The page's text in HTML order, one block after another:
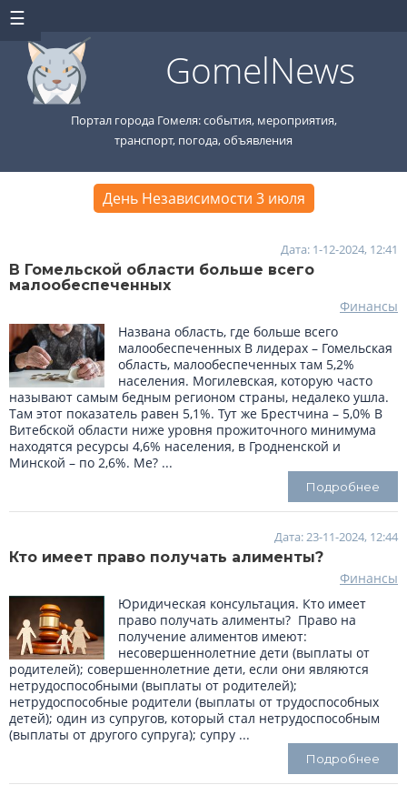
GomelNews
Портал города Гомеля: события, мероприятия,
транспорт, погода, объявления
День Независимости 3 июля
Дата: 1-12-2024, 12:41
В Гомельской области больше всего
малообеспеченных
Финансы
Названа область, где больше всего
малообеспеченных В лидерах – Гомельская
область, малообеспеченных там 5,2%
населения. Могилевская, которую часто
называют самым бедным регионом страны, недалеко ушла.
Там этот показатель равен 5,1%. Тут же Брестчина – 5,0% В
Витебской области ниже уровня прожиточного минимума
находятся ресурсы 4,6% населения, в Гродненской и
Минской – по 2,6%. Ме? ...
Подробнее
Дата: 23-11-2024, 12:44
Кто имеет право получать алименты?
Финансы
Юридическая консультация. Кто имеет
право получать алименты? Право на
получение алиментов имеют:
несовершеннолетние дети (выплаты от
родителей); совершеннолетние дети, если они являются
нетрудоспособными (выплаты от родителей);
нетрудоспособные родители (выплаты от трудоспособных
детей); один из супругов, который стал нетрудоспособным
(выплаты от другого супруга); супру ...
Подробнее